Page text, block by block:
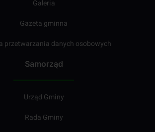
Galeria
Gazeta gminna
przetwarzania danych osobowych
Samorząd
Urząd Gminy
Rada Gminy